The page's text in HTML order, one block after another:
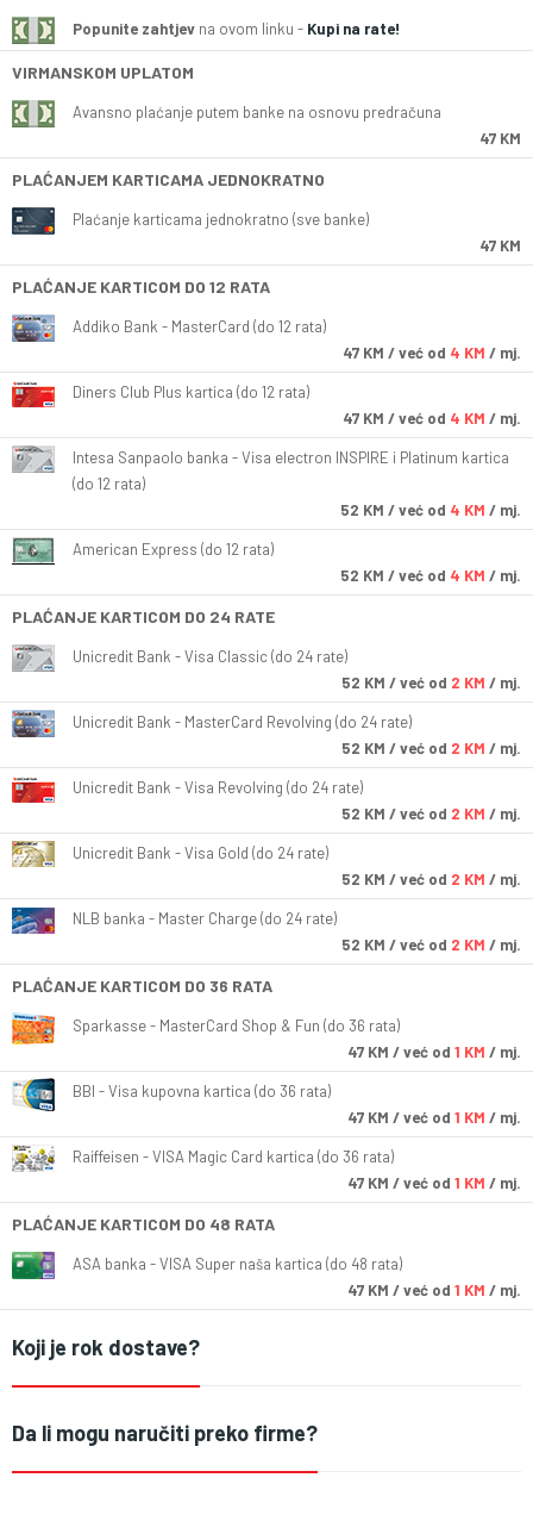
Popunite zahtjev na ovom linku - Kupi na rate!
VIRMANSKOM UPLATOM
Avansno plaćanje putem banke na osnovu predračuna
47 KM
PLAĆANJEM KARTICAMA JEDNOKRATNO
Plaćanje karticama jednokratno (sve banke)
47 KM
PLAĆANJE KARTICOM DO 12 RATA
Addiko Bank - MasterCard (do 12 rata)
47 KM / već od 4 KM / mj.
Diners Club Plus kartica (do 12 rata)
47 KM / već od 4 KM / mj.
Intesa Sanpaolo banka - Visa electron INSPIRE i Platinum kartica
(do 12 rata)
52 KM / već od 4 KM / mj.
American Express (do 12 rata)
52 KM / već od 4 KM / mj.
PLAĆANJE KARTICOM DO 24 RATE
Unicredit Bank - Visa Classic (do 24 rate)
52 KM / već od 2 KM / mj.
Unicredit Bank - MasterCard Revolving (do 24 rate)
52 KM / već od 2 KM / mj.
Unicredit Bank - Visa Revolving (do 24 rate)
52 KM / već od 2 KM / mj.
Unicredit Bank - Visa Gold (do 24 rate)
52 KM / već od 2 KM / mj.
NLB banka - Master Charge (do 24 rate)
52 KM / već od 2 KM / mj.
PLAĆANJE KARTICOM DO 36 RATA
Sparkasse - MasterCard Shop & Fun (do 36 rata)
47 KM / već od 1 KM / mj.
BBI - Visa kupovna kartica (do 36 rata)
47 KM / već od 1 KM / mj.
Raiffeisen - VISA Magic Card kartica (do 36 rata)
47 KM / već od 1 KM / mj.
PLAĆANJE KARTICOM DO 48 RATA
ASA banka - VISA Super naša kartica (do 48 rata)
47 KM / već od 1 KM / mj.
Koji je rok dostave?
Da li mogu naručiti preko firme?